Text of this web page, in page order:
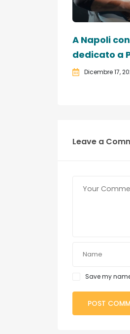
A Napoli
dedicato a
Dicembre 17,
Leave a
Save my